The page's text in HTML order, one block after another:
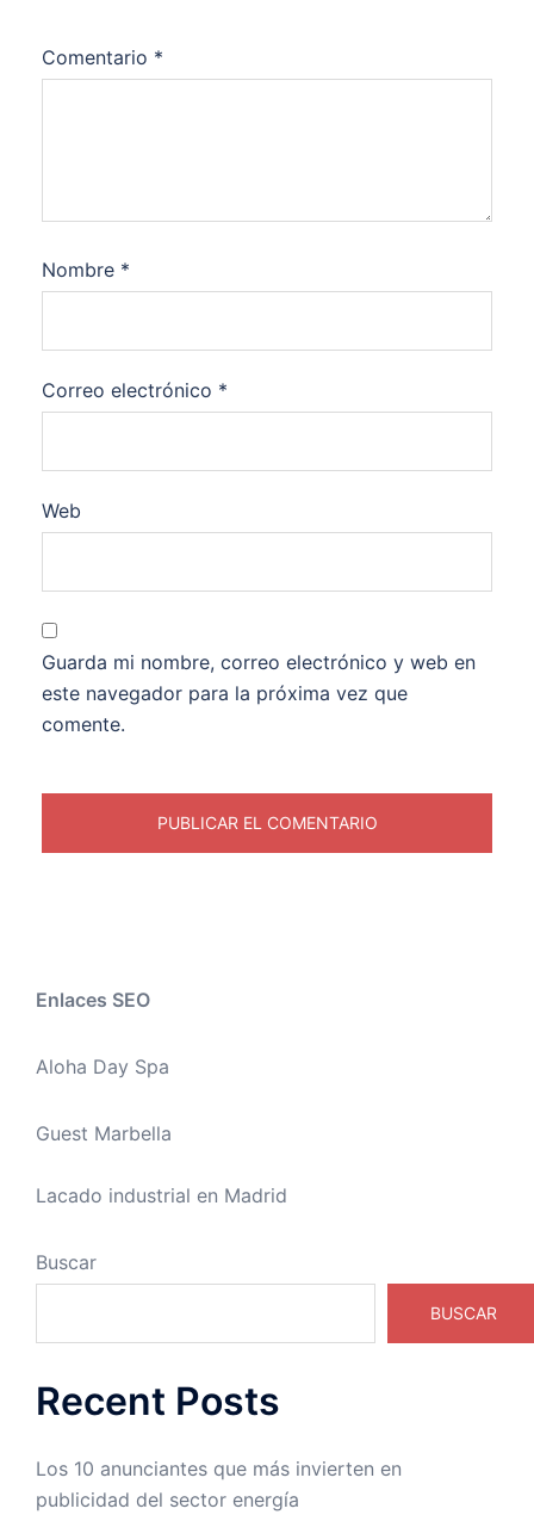
Comentario *
Nombre *
Correo electrónico *
Web
Guarda mi nombre, correo electrónico y web en
este navegador para la próxima vez que
comente.
Enlaces SEO
Aloha Day Spa
Guest Marbella
Lacado industrial en Madrid
Buscar
BUSCAR
Recent Posts
Los 10 anunciantes que más invierten en
publicidad del sector energía